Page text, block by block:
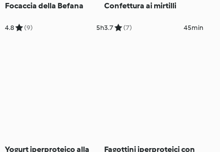
Focaccia della Befana
4.8 (9) 5h
Confettura ai mirtilli
3.7 (7) 45min
Yogurt iperproteico alla
Fagottini iperproteici con